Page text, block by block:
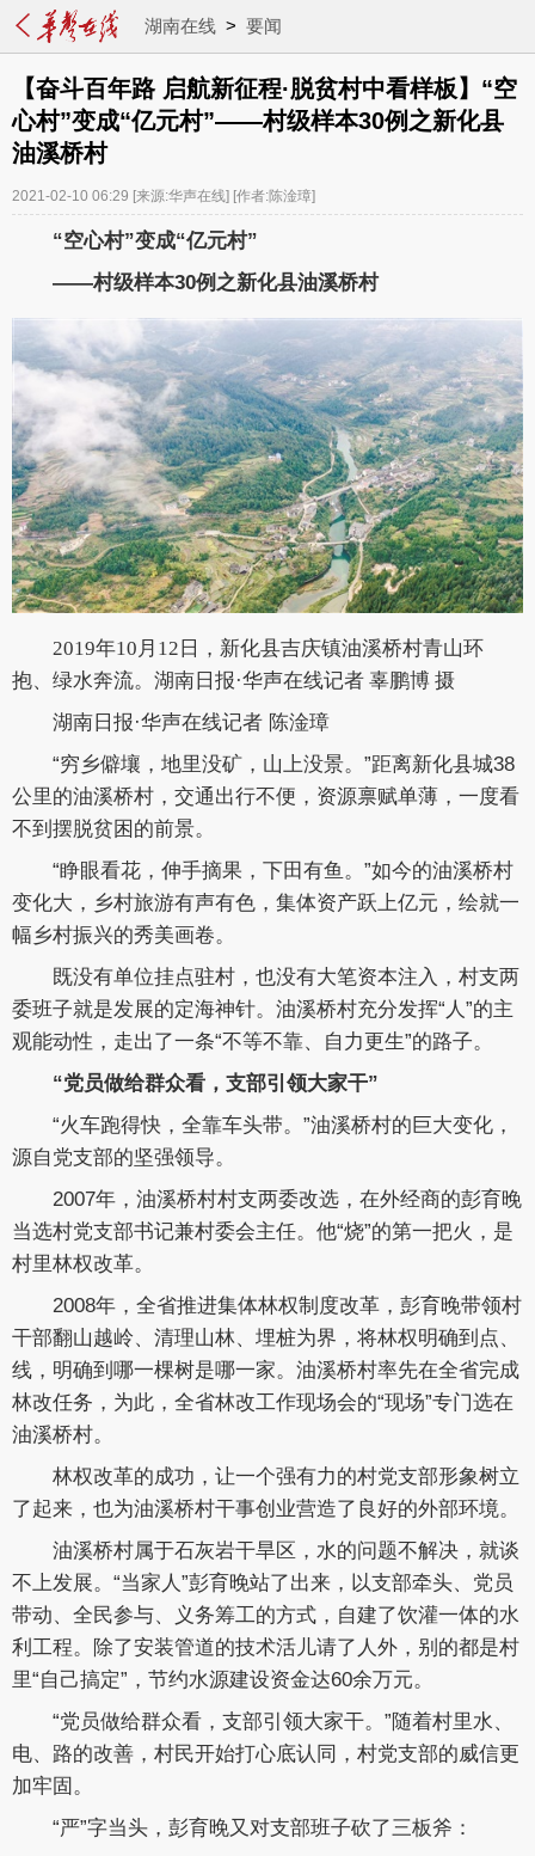
湖南在线> 要闻
【奋斗百年路 启航新征程·脱贫村中看样板】“空
心村”变成“亿元村”——村级样本30例之新化县
油溪桥村
2021-02-10 06:29 [来源:华声在线] [作者:陈淦璋]
“空心村”变成“亿元村”
——村级样本30例之新化县油溪桥村
2019年10月12日，新化县吉庆镇油溪桥村青山环
抱、绿水奔流。 湖南日报·华声在线记者 辜鹏博 摄
湖南日报·华声在线记者 陈淦璋
“穷乡僻壤，地里没矿，山上没景。”距离新化县城38
公里的油溪桥村，交通出行不便，资源禀赋单薄，一度看
不到摆脱贫困的前景。
“睁眼看花，伸手摘果，下田有鱼。”如今的油溪桥村
变化大，乡村旅游有声有色，集体资产跃上亿元，绘就一
幅乡村振兴的秀美画卷。
既没有单位挂点驻村，也没有大笔资本注入，村支两
委班子就是发展的定海神针。油溪桥村充分发挥“人”的主
观能动性，走出了一条“不等不靠、自力更生”的路子。
“党员做给群众看，支部引领大家干”
“火车跑得快，全靠车头带。”油溪桥村的巨大变化，
源自党支部的坚强领导。
2007年，油溪桥村村支两委改选，在外经商的彭育晚
当选村党支部书记兼村委会主任。他“烧”的第一把火，是
村里林权改革。
2008年，全省推进集体林权制度改革，彭育晚带领村
干部翻山越岭、清理山林、埋桩为界，将林权明确到点、
线，明确到哪一棵树是哪一家。油溪桥村率先在全省完成
林改任务，为此，全省林改工作现场会的“现场”专门选在
油溪桥村。
林权改革的成功，让一个强有力的村党支部形象树立
了起来，也为油溪桥村干事创业营造了良好的外部环境。
油溪桥村属于石灰岩干旱区，水的问题不解决，就谈
不上发展。“当家人”彭育晚站了出来，以支部牵头、党员
带动、全民参与、义务筹工的方式，自建了饮灌一体的水
利工程。除了安装管道的技术活儿请了人外，别的都是村
里“自己搞定”，节约水源建设资金达60余万元。
“党员做给群众看，支部引领大家干。”随着村里水、
电、路的改善，村民开始打心底认同，村党支部的威信更
加牢固。
“严”字当头，彭育晚又对支部班子砍了三板斧：